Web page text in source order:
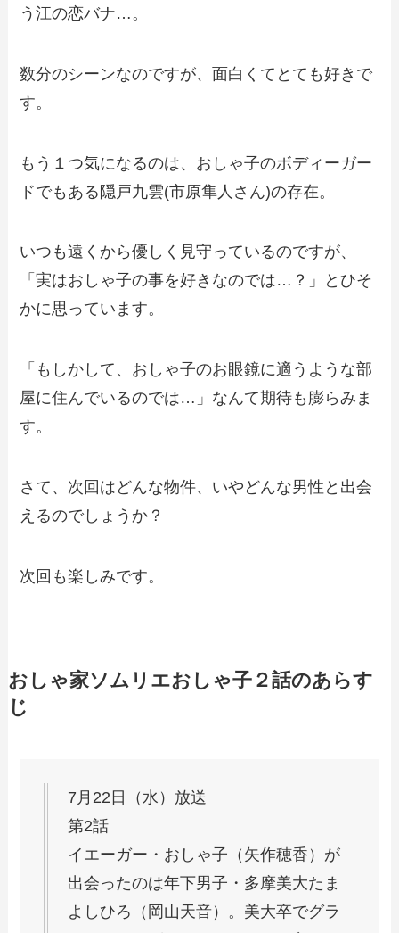
う江の恋バナ…。
数分のシーンなのですが、面白くてとても好きで
す。
もう１つ気になるのは、おしゃ子のボディーガー
ドでもある隠戸九雲(市原隼人さん)の存在。
いつも遠くから優しく見守っているのですが、
「実はおしゃ子の事を好きなのでは…？」とひそ
かに思っています。
「もしかして、おしゃ子のお眼鏡に適うような部
屋に住んでいるのでは…」なんて期待も膨らみま
す。
さて、次回はどんな物件、いやどんな男性と出会
えるのでしょうか？
次回も楽しみです。
おしゃ家ソムリエおしゃ子２話のあらす
じ
7月22日（水）放送
第2話
イエーガー・おしゃ子（矢作穂香）が
出会ったのは年下男子・多摩美大たま
よしひろ（岡山天音）。美大卒でグラ